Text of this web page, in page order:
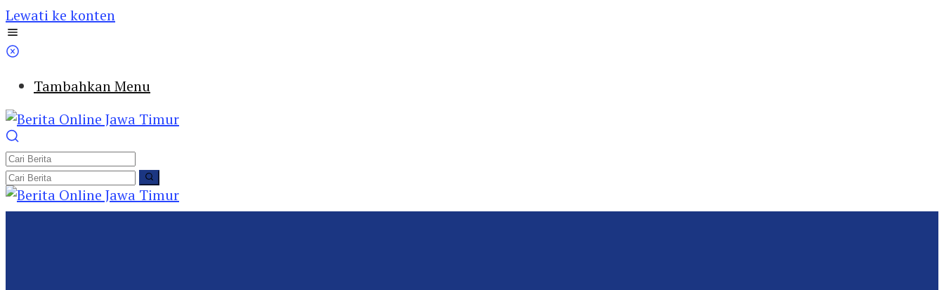
Lewati ke konten
Tambahkan Menu